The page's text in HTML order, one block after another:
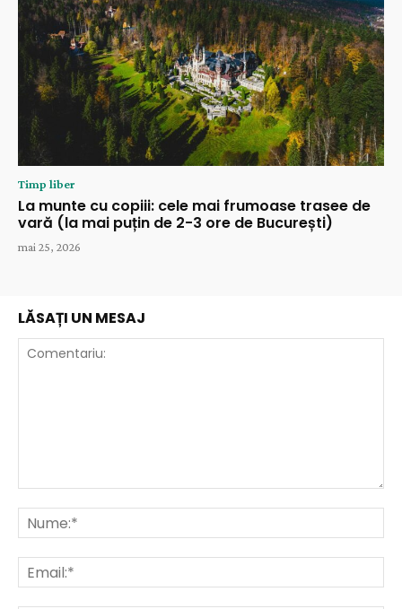
Timp liber
La munte cu copiii: cele mai frumoase trasee de
vară (la mai puțin de 2-3 ore de București)
mai 25, 2026
LĂSAȚI UN MESAJ